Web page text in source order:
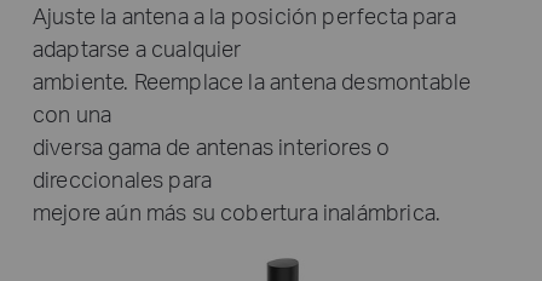
Ajuste la antena a la posición perfecta para
adaptarse a cualquier
ambiente. Reemplace la antena desmontable
con una
diversa gama de antenas interiores o
direccionales para
mejore aún más su cobertura inalámbrica.